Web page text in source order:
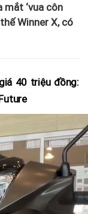
mắt ‘vua côn
Winner X, có
40 triệu đồng: